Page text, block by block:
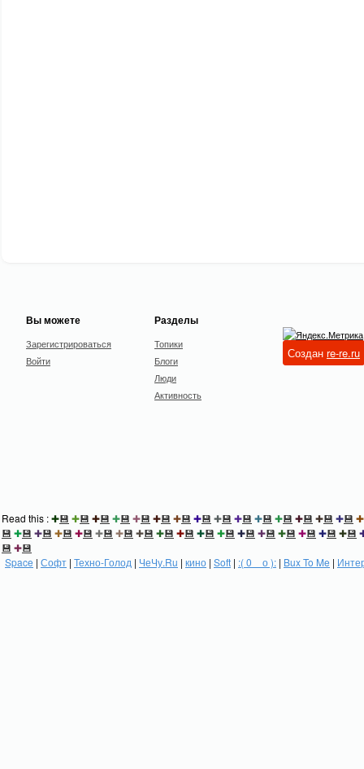
Вы можете
Зарегистрироваться
Войти
Разделы
Топики
Блоги
Люди
Активность
Создан re-re.ru
Read this :✚💾 ✚💾 ✚💾 ✚💾 ✚💾 ✚💾 ✚💾 ✚💾 ✚💾 ✚💾 ✚💾 ✚💾 ✚💾 ✚💾 ✚💾 ✚
💾 ✚💾 ✚💾 ✚💾 ✚💾 ✚💾 ✚💾 ✚💾 ✚💾 ✚💾 ✚💾 ✚💾 ✚💾 ✚💾 ✚💾 ✚💾 ✚💾 ✚💾
💾 ✚💾
Space | Софт | Техно-Голод | ЧеЧу.Ru | кино | Soft | :( 0 _ о ): | Bux To Me |